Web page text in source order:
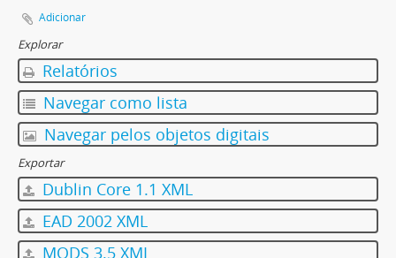
Adicionar
Explorar
Relatórios
Navegar como lista
Navegar pelos objetos digitais
Exportar
Dublin Core 1.1 XML
EAD 2002 XML
MODS 3.5 XML